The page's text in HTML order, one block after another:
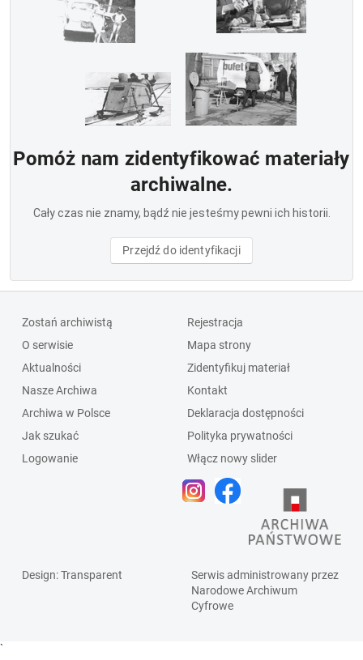
Pomóż nam zidentyfikować materiały
archiwalne.
Cały czas nie znamy, bądź nie jesteśmy pewni ich historii.
Przejdź do identyfikacji
Zostań archiwistą
O serwisie
Aktualności
Nasze Archiwa
Archiwa w Polsce
Jak szukać
Logowanie
Rejestracja
Mapa strony
Zidentyfikuj materiał
Kontakt
Deklaracja dostępności
Polityka prywatności
Włącz nowy slider
Design: Transparent
Serwis administrowany przez
Narodowe Archiwum
Cyfrowe
`